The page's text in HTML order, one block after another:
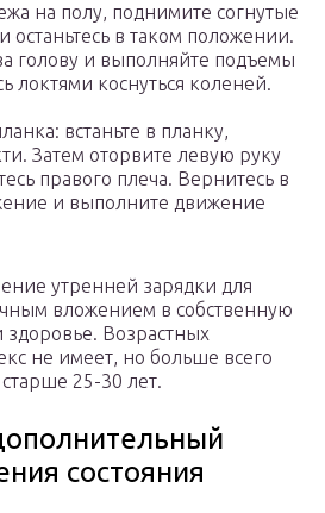
на полу, поднимите согнутые
останьтесь в таком положении.
голову и выполняйте подъемы
локтями коснуться коленей.
встаньте в планку,
Затем оторвите левую руку
правого плеча. Вернитесь в
и выполните движение
утренней зарядки для
вложением в собственную
здоровье. Возрастных
не имеет, но больше всего
25-30 лет.
состояния